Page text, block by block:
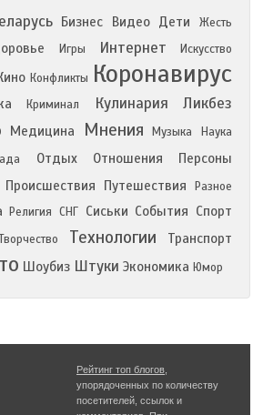
Бизнес Видео Дети
Жесть
Игры Интернет Искусство
Конфликты Коронавирус
Криминал Кулинария Ликбез
Медицина Мнения Музыка Наука
Отдых Отношения Персоны
Происшествия Путешествия
Разное
Религия СНГ Сиськи События Спорт
Технологии Транспорт
Шоубиз Штуки Экономика Юмор
Рейтинг топ блогов
упорядоченных по количеству
посетителей, ссылок и